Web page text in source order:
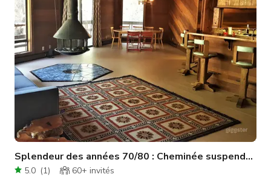
de
Splendeur des années 70/80 : Cheminée suspendue, poutres imposantes
5.0 (1) 60+ invités